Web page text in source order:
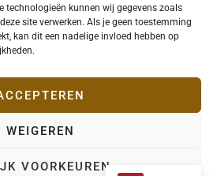
technologieën kunnen wij gegevens zoals
site verwerken. Als je geen toestemming
kan dit een nadelige invloed hebben op
WEIGEREN
VOORKEUREN
|Privacy